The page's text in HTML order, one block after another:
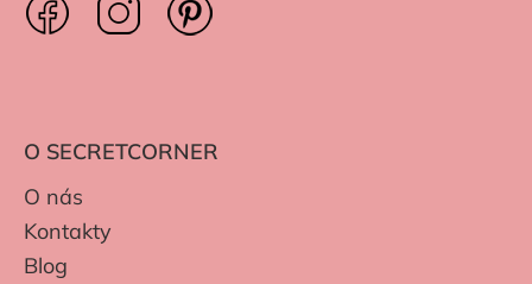
O SECRETCORNER
O nás
Kontakty
Blog